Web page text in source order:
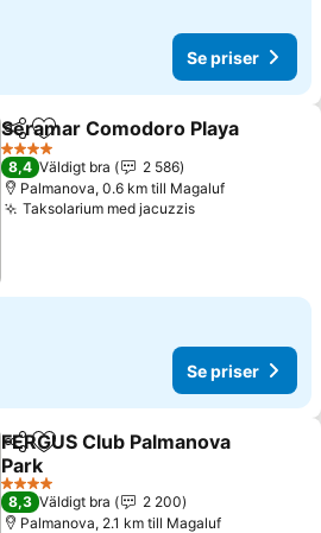
Se priser
Dela Lägg till i Mina Favoriter
Seramar Comodoro Playa
4 Stjärnor
8,4 Väldigt bra
2 586
Palmanova, 0.6 km till Magaluf
Taksolarium med jacuzzis
Se priser
Dela Lägg till i Mina Favoriter
FERGUS Club Palmanova
Park
4 Stjärnor
8,3 Väldigt bra
2 200
Palmanova, 2.1 km till Magaluf